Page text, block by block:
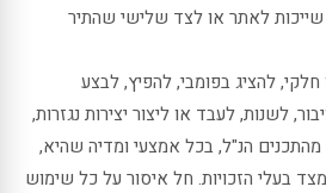
לאתר או לצד שלישי שהתיר
להציג בפומבי, להפיץ, לבצע
לשנות, לעבד או ליצור יצירות נגזרות,
הנ"ל, בכל אמצעי ומדיה שהיא,
בעלי הזכויות. חל איסור על כל שימוש